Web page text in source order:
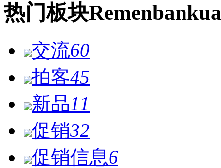
热门板块Remen
交流60
拍客45
新品11
促销32
促销信息6